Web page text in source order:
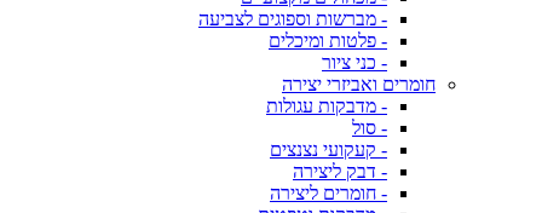
- מברשות וספוגים לצביעה
- פלטות ומיכלים
- כני ציור
חומרים ואביזרי יצירה
- מדבקות עגולות
- סול
- קעקועי נצנצים
- דבק ליצירה
- חומרים ליצירה